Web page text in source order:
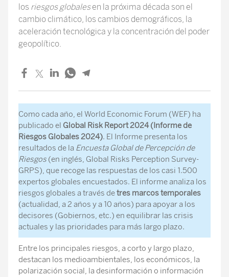
los riesgos globalesen la próxima década son el
cambio climático, los cambios demográficos, la
aceleración tecnológica y la concentración del poder
geopolítico.
Como cada año, el World Economic Forum (WEF) ha
publicado el Global Risk Report 2024 (Informe de
Riesgos Globales 2024). El Informe presenta los
resultados de la Encuesta Global de Percepción de
Riesgos (en inglés, Global Risks Perception Survey-
GRPS), que recoge las respuestas de los casi 1.500
expertos globales encuestados. El informe analiza los
riesgos globales a través detres marcos temporales
(actualidad, a 2 años y a 10 años) para apoyar a los
decisores (Gobiernos, etc.) en equilibrar las crisis
actuales y las prioridades para más largo plazo.
Entre los principales riesgos, a corto y largo plazo,
destacan los medioambientales, los económicos, la
polarización social, la desinformación o información